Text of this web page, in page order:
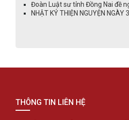
Đoàn Luật sư tỉnh Đồng Nai đề
NHẬT KÝ THIỆN NGUYỆN
THÔNG TIN LIÊN HỆ